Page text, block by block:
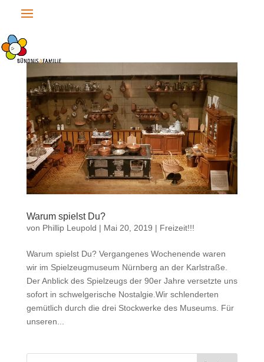
Warum spielst Du?
von Phillip Leupold | Mai 20, 2019 | Freizeit!!!
Warum spielst Du? Vergangenes Wochenende waren
wir im Spielzeugmuseum Nürnberg an der Karlstraße.
Der Anblick des Spielzeugs der 90er Jahre versetzte uns
sofort in schwelgerische Nostalgie.Wir schlenderten
gemütlich durch die drei Stockwerke des Museums. Für
unseren...